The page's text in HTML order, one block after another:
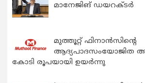
മാനേജിങ് ഡയറക്ടർ
മുത്തൂറ്റ് ഫിനാൻസിന്റെ
ആദ്യപാദസംയോജിത
കോടി രൂപയായി ഉയർന്നു